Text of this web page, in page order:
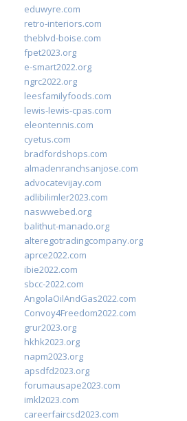
eduwyre.com
retro-interiors.com
theblvd-boise.com
fpet2023.org
e-smart2022.org
ngrc2022.org
leesfamilyfoods.com
lewis-lewis-cpas.com
eleontennis.com
cyetus.com
bradfordshops.com
almadenranchsanjose.com
advocatevijay.com
adlibilimler2023.com
naswwebed.org
balithut-manado.org
alteregotradingcompany.org
aprce2022.com
ibie2022.com
sbcc-2022.com
AngolaOilAndGas2022.com
Convoy4Freedom2022.com
grur2023.org
hkhk2023.org
napm2023.org
apsdfd2023.org
forumausape2023.com
imkl2023.com
careerfaircsd2023.com